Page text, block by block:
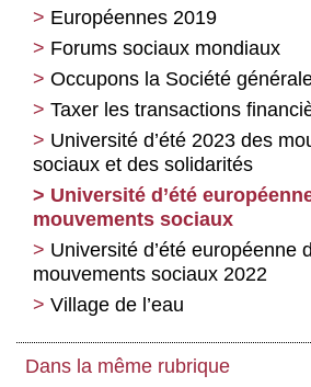
Européennes 2019
Forums sociaux mondiaux
Occupons la Société
Taxer les transactions
Université d’été 2023 des
sociaux et des solidarités
Université d’été
mouvements sociaux
Université d’été européenne
mouvements sociaux 2022
Village de l’eau
Dans la même rubrique